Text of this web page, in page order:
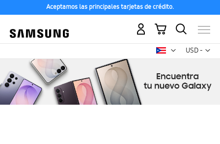
Aceptamos las principales tarjetas de crédito.
USD -
dólar
Mi carrito